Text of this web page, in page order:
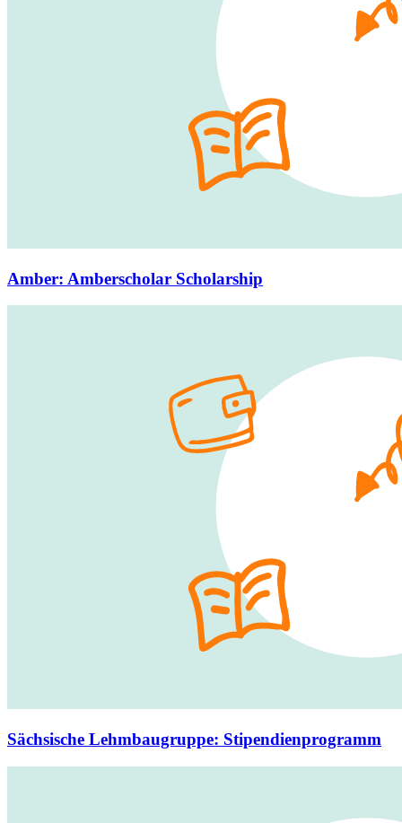
Amber: Amberscholar Scholarship
Sächsische Lehmbaugruppe: Stipendienprogramm